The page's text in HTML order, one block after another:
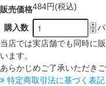
販売価格484円(税込)
購入数
当店では実店舗でも同時に
います。
あらかじめご了承いただき
特定商取引法に基づく表